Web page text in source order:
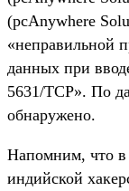
(pcAnywhere
«неправильной
данных при
5631/TCP». По
обнаружено.
Напомним, что в
индийской